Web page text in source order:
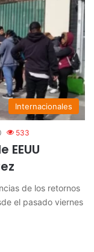
Internacionales
533
de los retornos
el pasado viernes